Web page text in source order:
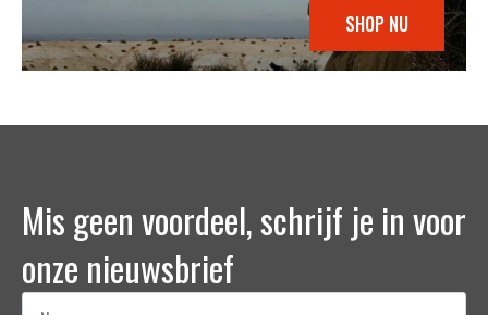
SHOP NU
Mis geen voordeel, schrijf je in voor
onze nieuwsbrief
Naam